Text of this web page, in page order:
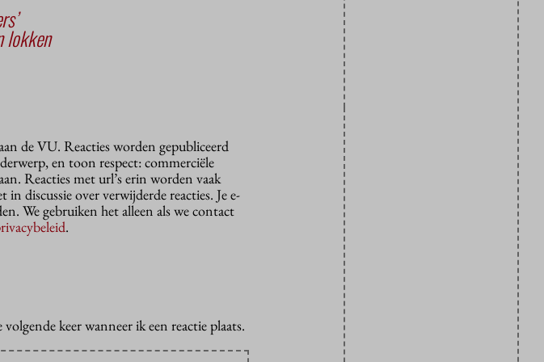
lokken
de VU. Reacties worden gepubliceerd
en toon respect: commerciële
Reacties met url’s erin worden vaak
discussie over verwijderde reacties. Je e-
We gebruiken het alleen als we contact
.
keer wanneer ik een reactie plaats.